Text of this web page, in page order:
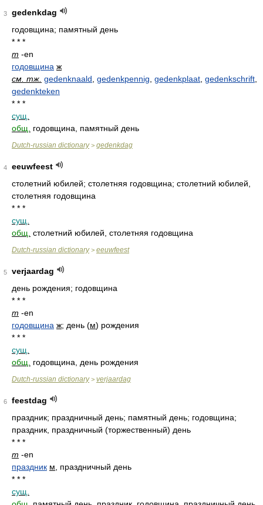
3
gedenkdag
годовщина; памятный день
* * *
m -en
годовщина ж
см. тж. gedenknaald gedenkpennig gedenkplaat gedenkschrift
gedenkteken
* * *
сущ.
общ.
годовщина, памятный день
Dutch-russian dictionary> gedenkdag
4
eeuwfeest
столетний юбилей; столетняя годовщина; столетний юбилей,
столетняя годовщина
* * *
сущ.
общ. столетний юбилей, столетняя годовщина
Dutch-russian dictionary> eeuwfeest
5
verjaardag
день рождения; годовщина
* * *
m -en
годовщина ж; день (м) рождения
* * *
сущ.
общ.
годовщина, день рождения
Dutch-russian dictionary> verjaardag
6
feestdag
праздник; праздничный день; памятный день; годовщина;
праздник, праздничный (торжественный) день
* * *
m -en
праздник м , праздничный день
* * *
сущ.